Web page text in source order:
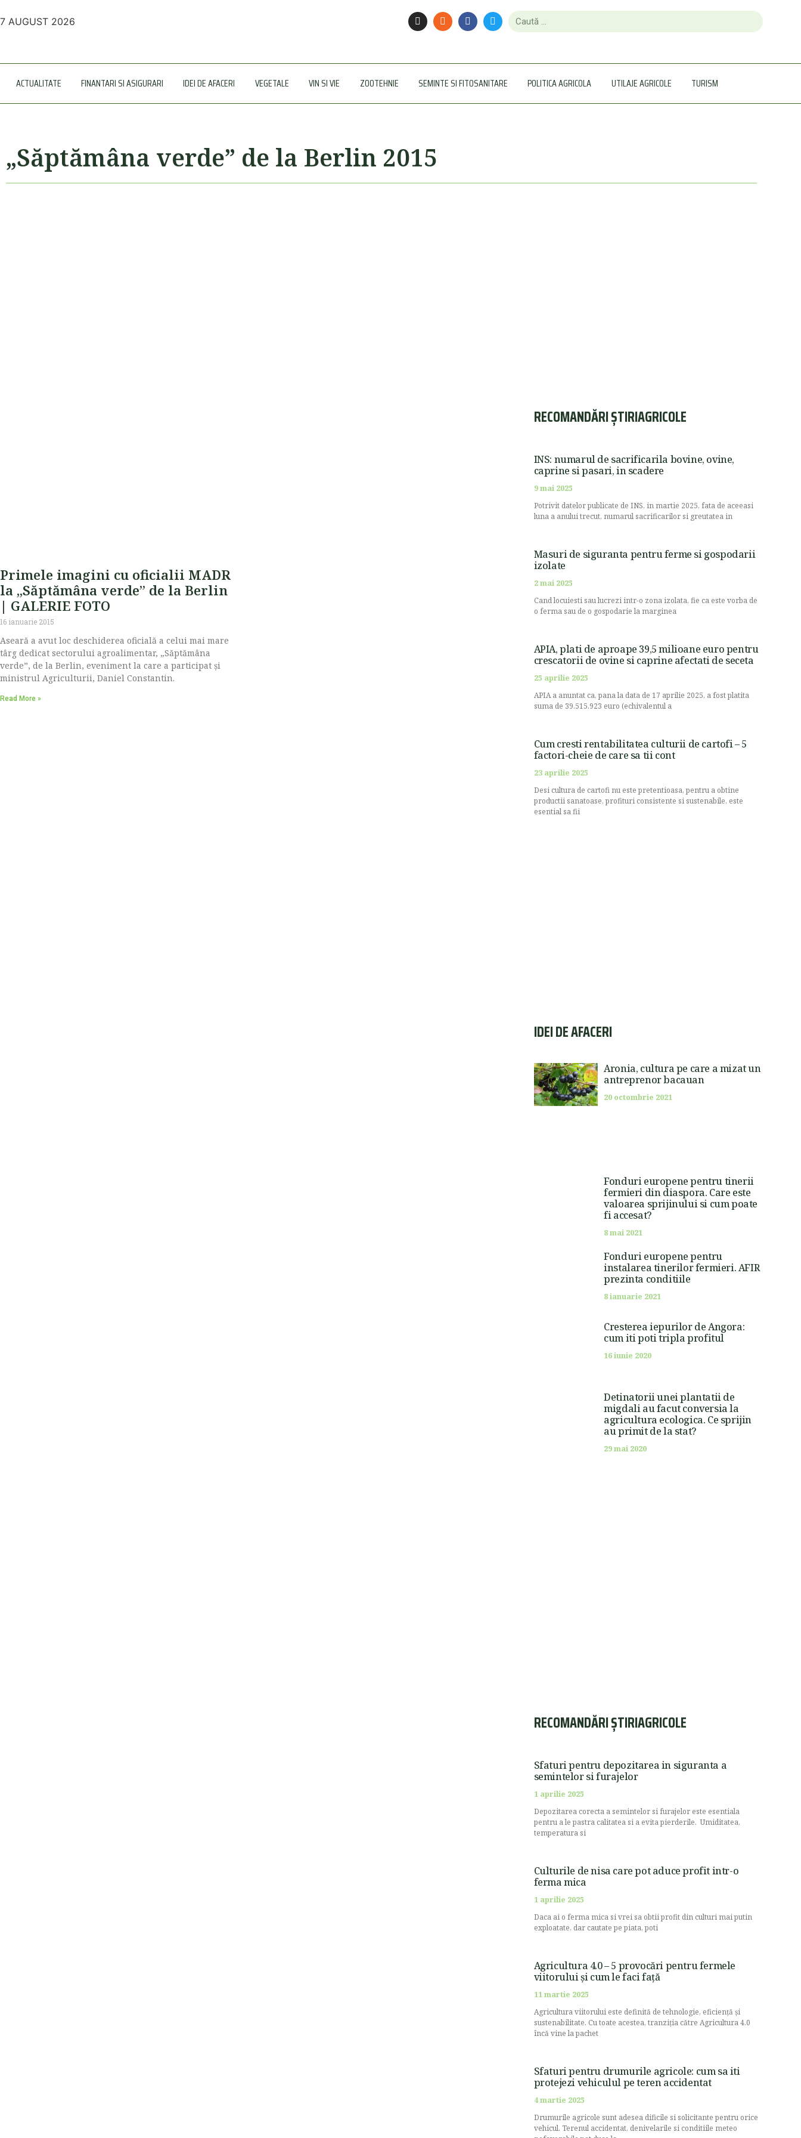
7 AUGUST 2026
ACTUALITATE FINANTARI SI ASIGURARI IDEI DE AFACERI VEGETALE VIN SI VIE ZOOTEHNIE SEMINTE SI FITOSANITARE POLITICA AGRICOLA UTILAJE AGRICOLE TURISM
„Săptămâna verde” de la Berlin 2015
Primele imagini cu oficialii MADR
la „Săptămâna verde” de la Berlin
| GALERIE FOTO
16 ianuarie 2015
Aseară a avut loc deschiderea oficială a celui mai mare
târg dedicat sectorului agroalimentar, „Săptămâna
verde”, de la Berlin, eveniment la care a participat și
ministrul Agriculturii, Daniel Constantin.
Read More »
RECOMANDĂRI ȘTIRIAGRICOLE
INS: numarul de sacrificarila bovine, ovine,
caprine si pasari, in scadere
9 mai 2025
Potrivit datelor publicate de INS, in martie 2025, fata de aceeasi
luna a anului trecut, numarul sacrificarilor si greutatea in
Masuri de siguranta pentru ferme si gospodarii
izolate
2 mai 2025
Cand locuiesti sau lucrezi intr-o zona izolata, fie ca este vorba de
o ferma sau de o gospodarie la marginea
APIA, plati de aproape 39,5 milioane euro pentru
crescatorii de ovine si caprine afectati de seceta
25 aprilie 2025
APIA a anuntat ca, pana la data de 17 aprilie 2025, a fost platita
suma de 39.515.923 euro (echivalentul a
Cum cresti rentabilitatea culturii de cartofi – 5
factori-cheie de care sa tii cont
23 aprilie 2025
Desi cultura de cartofi nu este pretentioasa, pentru a obtine
productii sanatoase, profituri consistente si sustenabile, este
esential sa fii
IDEI DE AFACERI
Aronia, cultura pe care a mizat un
antreprenor bacauan
20 octombrie 2021
Fonduri europene pentru tinerii
fermieri din diaspora. Care este
valoarea sprijinului si cum poate
fi accesat?
8 mai 2021
Fonduri europene pentru
instalarea tinerilor fermieri. AFIR
prezinta conditiile
8 ianuarie 2021
Cresterea iepurilor de Angora:
cum iti poti tripla profitul
16 iunie 2020
Detinatorii unei plantatii de
migdali au facut conversia la
agricultura ecologica. Ce sprijin
au primit de la stat?
29 mai 2020
RECOMANDĂRI ȘTIRIAGRICOLE
Sfaturi pentru depozitarea in siguranta a
semintelor si furajelor
1 aprilie 2025
Depozitarea corecta a semintelor si furajelor este esentiala
pentru a le pastra calitatea si a evita pierderile. Umiditatea,
temperatura si
Culturile de nisa care pot aduce profit intr-o
ferma mica
1 aprilie 2025
Daca ai o ferma mica si vrei sa obtii profit din culturi mai putin
exploatate, dar cautate pe piata, poti
Agricultura 4.0 – 5 provocări pentru fermele
viitorului și cum le faci față
11 martie 2025
Agricultura viitorului este definită de tehnologie, eficiență și
sustenabilitate. Cu toate acestea, tranziția către Agricultura 4.0
încă vine la pachet
Sfaturi pentru drumurile agricole: cum sa iti
protejezi vehiculul pe teren accidentat
4 martie 2025
Drumurile agricole sunt adesea dificile si solicitante pentru orice
vehicul. Terenul accidentat, denivelarile si conditiile meteo